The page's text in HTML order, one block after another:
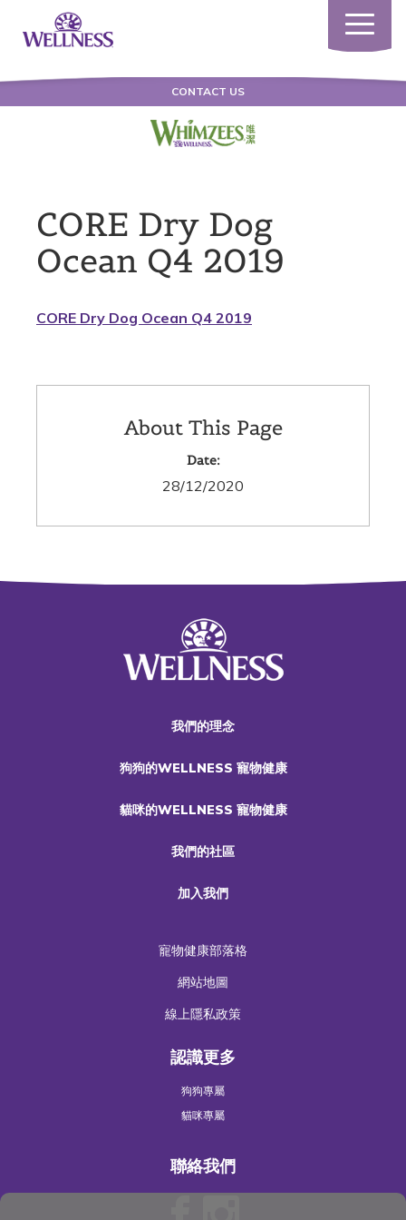
Toggle
CONTACT US
CORE Dry Dog
Ocean Q4 2019
CORE Dry Dog Ocean Q4 2019
About This Page
Date:
28/12/2020
我們的理念
狗狗的WELLNESS 寵物健康
貓咪的WELLNESS 寵物健康
我們的社區
加入我們
寵物健康部落格
網站地圖
線上隱私政策
認識更多
狗狗專屬
貓咪專屬
聯絡我們